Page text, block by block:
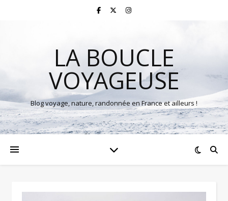
LA BOUCLE
VOYAGEUSE
Blog voyage, nature, randonnée en France et ailleurs !